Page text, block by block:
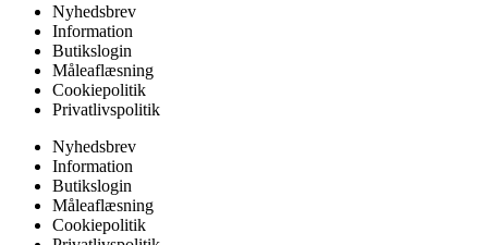
Nyhedsbrev
Information
Butikslogin
Måleaflæsning
Cookiepolitik
Privatlivspolitik
Nyhedsbrev
Information
Butikslogin
Måleaflæsning
Cookiepolitik